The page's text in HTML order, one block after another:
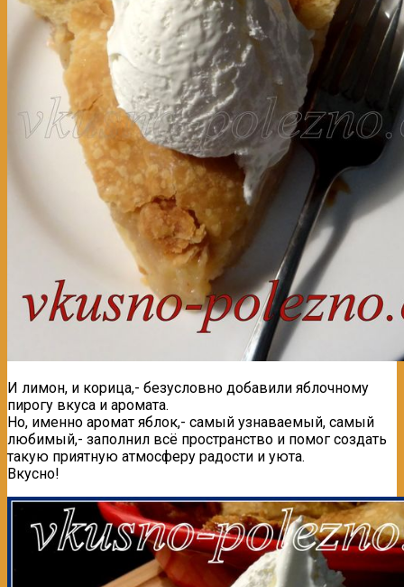
И лимон, и корица,- безусловно добавили яблочному
пирогу вкуса и аромата.
Но, именно аромат яблок,- самый узнаваемый, самый
любимый,- заполнил всё пространство и помог создать
такую приятную атмосферу радости и уюта.
Вкусно!